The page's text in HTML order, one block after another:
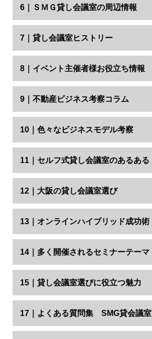
6｜ＳＭＧ貸し会議室の周辺情報
7｜貸し会議室ヒストリー
8｜イベント主催者様お役立ち情報
9｜不動産ビジネス考察コラム
10｜色々なビジネスモデル考察
11｜セルフ式貸し会議室のあるある
12｜大阪の貸し会議室選び
13｜オンラインハイブリッド成功術
14｜多く開催されるセミナーテーマ
15｜貸し会議室選びに役立つ魅力
17｜よくある質問集 SMG貸会議室